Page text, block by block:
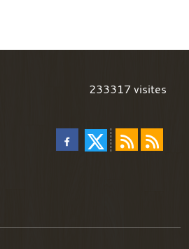
233317visites